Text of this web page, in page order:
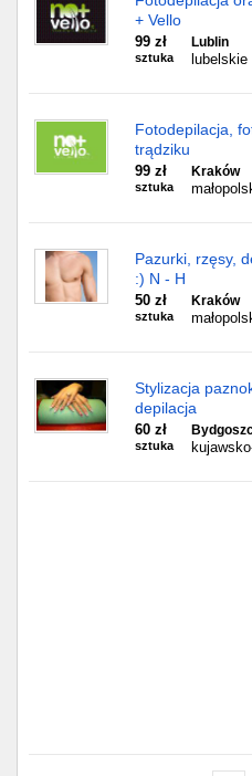
+ Vello
99 zł
sztuka
Lublin
lubelskie
Fotodepilacja,
trądziku
99 zł
sztuka
Kraków
Pazurki, rzęsy,
:) N - H
50 zł
sztuka
Kraków
Stylizacja
depilacja
60 zł
sztuka